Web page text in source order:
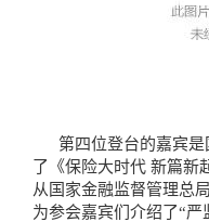
第四位登台的嘉宾
了《保险大时代 新篇新
从国家金融监督管理总
为参会嘉宾们介绍了“